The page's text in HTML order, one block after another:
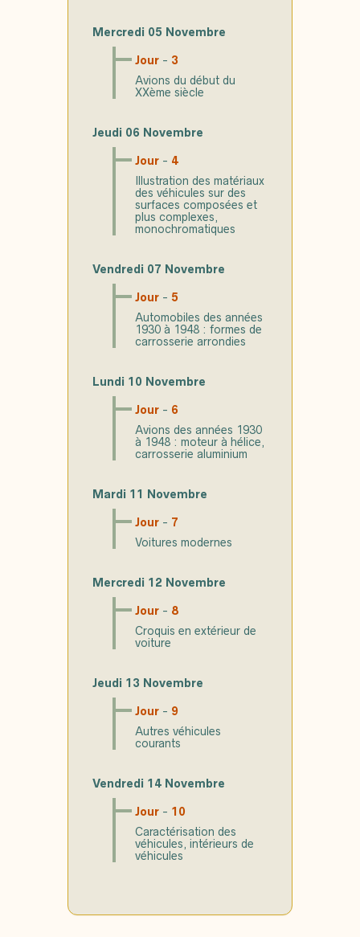
Mercredi 05 Novembre
Jour - 3
Avions du début du
XXème siècle
Jeudi 06 Novembre
Jour - 4
Illustration des matériaux
des véhicules sur des
surfaces composées et
plus complexes,
monochromatiques
Vendredi 07 Novembre
Jour - 5
Automobiles des années
1930 à 1948 : formes de
carrosserie arrondies
Lundi 10 Novembre
Jour - 6
Avions des années 1930
à 1948 : moteur à hélice,
carrosserie aluminium
Mardi 11 Novembre
Jour - 7
Voitures modernes
Mercredi 12 Novembre
Jour - 8
Croquis en extérieur de
voiture
Jeudi 13 Novembre
Jour - 9
Autres véhicules
courants
Vendredi 14 Novembre
Jour - 10
Caractérisation des
véhicules, intérieurs de
véhicules